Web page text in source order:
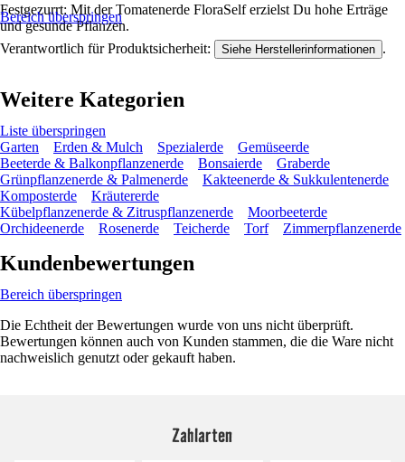
Festgezurrt: Mit der Tomatenerde FloraSelf erzielst Du hohe Erträge
und gesunde Pflanzen.
Bereich überspringen
Verantwortlich für Produktsicherheit: Siehe Herstellerinformationen .
Weitere Kategorien
Liste überspringen
Garten
Erden & Mulch Spezialerde
Gemüseerde
Beeterde & Balkonpflanzenerde
Bonsaierde
Graberde
Grünpflanzenerde & Palmenerde
Kakteenerde & Sukkulentenerde
Komposterde
Kräutererde
Kübelpflanzenerde & Zitruspflanzenerde
Moorbeeterde
Orchideenerde
Rosenerde Teicherde Torf Zimmerpflanzenerde
Kundenbewertungen
Bereich überspringen
Die Echtheit der Bewertungen wurde von uns nicht überprüft.
Bewertungen können auch von Kunden stammen, die die Ware nicht
nachweislich genutzt oder gekauft haben.
Zahlarten